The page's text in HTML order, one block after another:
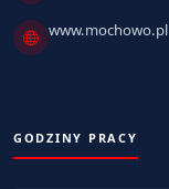
www.mochowo.pl
GODZINY PRACY